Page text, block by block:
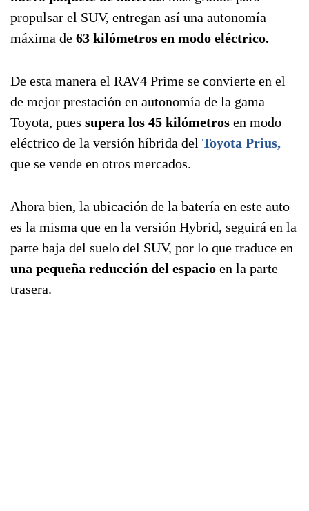
propulsar el SUV, entregan así una autonomía
máxima de 63 kilómetros en modo eléctrico.
De esta manera el RAV4 Prime se convierte en el
de mejor prestación en autonomía de la gama
Toyota, pues supera los 45 kilómetros en modo
eléctrico de la versión híbrida del Toyota Prius,
que se vende en otros mercados.
Ahora bien, la ubicación de la batería en este auto
es la misma que en la versión Hybrid, seguirá en la
parte baja del suelo del SUV, por lo que traduce en
una pequeña reducción del espacio en la parte
trasera.